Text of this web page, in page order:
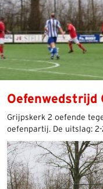
Oefenwedstrijd
Grijpskerk 2 oefende
oefenpartij. De uitslag: 2-